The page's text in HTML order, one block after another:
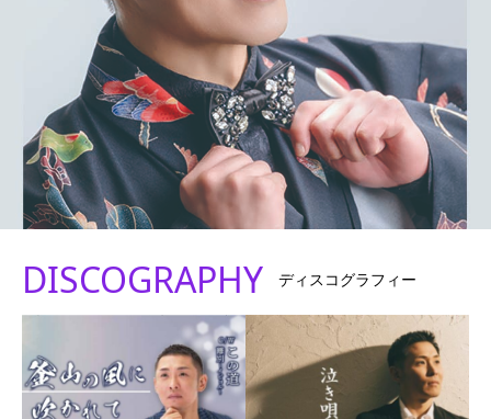
DISCOGRAPHY ディスコグラフィー